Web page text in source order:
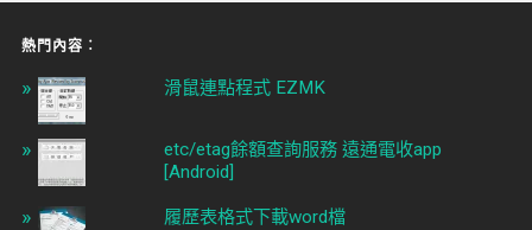
熱門內容︰
滑鼠連點程式 EZMK
etc/etag餘額查詢服務 遠通電收app
[Android]
履歷表格式下載word檔